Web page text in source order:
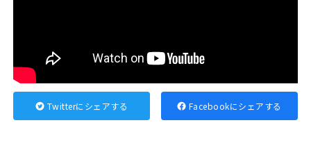
Twitterにシェアする Facebookにシェアする